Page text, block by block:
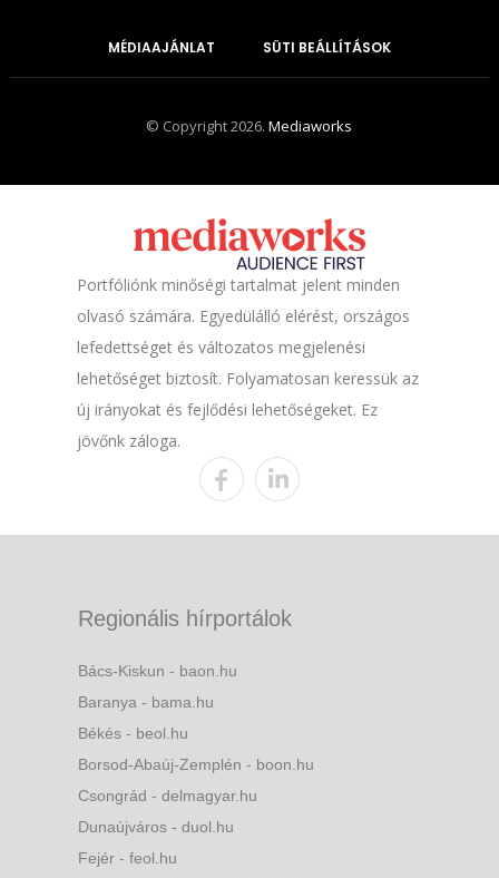
MÉDIAAJÁNLAT SÜTI BEÁLLÍTÁSOK
© Copyright 2026.Mediaworks
Portfóliónk minőségi tartalmat jelent minden
olvasó számára. Egyedülálló elérést, országos
lefedettséget és változatos megjelenési
lehetőséget biztosít. Folyamatosan keressük az
új irányokat és fejlődési lehetőségeket. Ez
jövőnk záloga.
Regionális hírportálok
Bács-Kiskun - baon.hu
Baranya - bama.hu
Békés - beol.hu
Borsod-Abaúj-Zemplén - boon.hu
Csongrád - delmagyar.hu
Dunaújváros - duol.hu
Fejér - feol.hu